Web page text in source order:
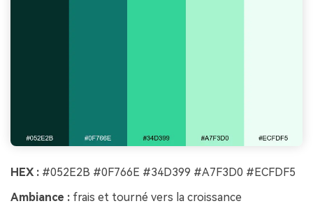
HEX : #052E2B #0F766E #34D399 #A7F3D0 #ECFDF5
Ambiance : frais et tourné vers la croissance